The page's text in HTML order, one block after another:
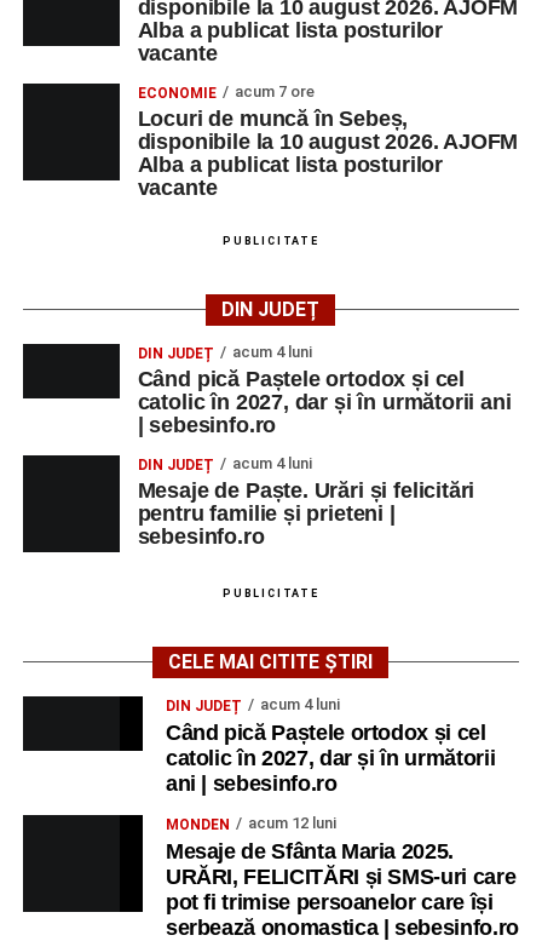
disponibile la 10 august 2026. AJOFM
Alba a publicat lista posturilor
vacante
ECONOMIE acum 7 ore
Locuri de muncă în Sebeș,
disponibile la 10 august 2026. AJOFM
Alba a publicat lista posturilor
vacante
PUBLICITATE
DIN JUDEȚ
DIN JUDEȚ acum 4 luni
Când pică Paștele ortodox și cel
catolic în 2027, dar și în următorii ani
| sebesinfo.ro
DIN JUDEȚ acum 4 luni
Mesaje de Paște. Urări și felicitări
pentru familie și prieteni |
sebesinfo.ro
PUBLICITATE
CELE MAI CITITE ȘTIRI
DIN JUDEȚ acum 4 luni
Când pică Paștele ortodox și cel
catolic în 2027, dar și în următorii
ani | sebesinfo.ro
MONDEN acum 12 luni
Mesaje de Sfânta Maria 2025.
URĂRI, FELICITĂRI și SMS-uri care
pot fi trimise persoanelor care își
serbează onomastica | sebesinfo.ro